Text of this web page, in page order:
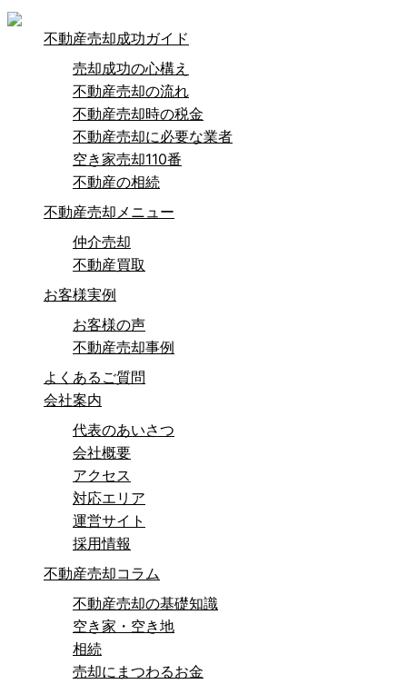
不動産売却成功ガイド
売却成功の心構え
不動産売却の流れ
不動産売却時の税金
不動産売却に必要な業者
空き家売却110番
不動産の相続
不動産売却メニュー
仲介売却
不動産買取
お客様実例
お客様の声
不動産売却事例
よくあるご質問
会社案内
代表のあいさつ
会社概要
アクセス
対応エリア
運営サイト
採用情報
不動産売却コラム
不動産売却の基礎知識
空き家・空き地
相続
売却にまつわるお金